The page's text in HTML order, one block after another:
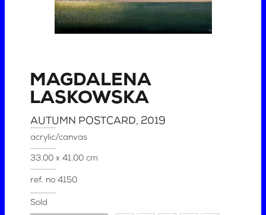
MAGDALENA
LASKOWSKA
AUTUMN POSTCARD, 2019
acrylic/canvas
33.00 x 41.00 cm
ref. no4150
Sold